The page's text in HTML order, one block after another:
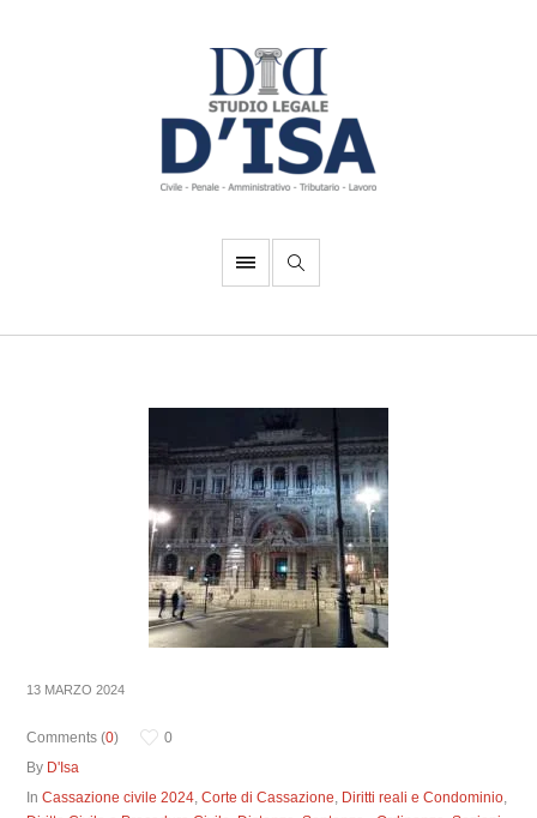
13 MARZO 2024
Comments (0)
0
By D'Isa
InCassazione civile 2024,Corte di Cassazione, Diritti reali e Condominio,